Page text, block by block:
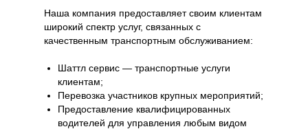
Наша компания предоставляет своим клиентам
широкий спектр услуг, связанных с
качественным транспортным обслуживанием:
Шаттл сервис — транспортные услуги
клиентам;
Перевозка участников крупных мероприятий;
Предоставление квалифицированных
водителей для управления любым видом